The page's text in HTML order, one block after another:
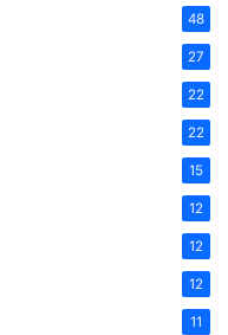
48
27
22
22
15
12
12
12
11